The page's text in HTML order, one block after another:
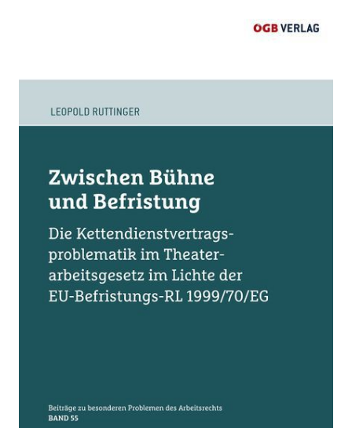
Zwischen Bühne und Befristung
Die Kettendienstvertragsproblematik im
RL 1999/70/EG
Leopold Ruttinger
Verlag: ÖGB Verlag 27.07.2026
Buch 144 Seiten
ISBN: 978-3-99046-
Bibliografische Daten